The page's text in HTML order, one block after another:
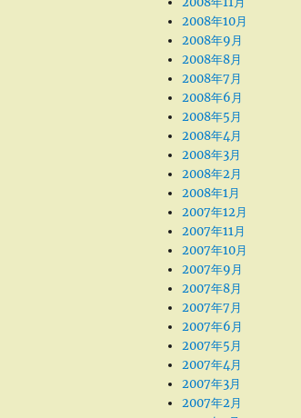
2008年10月
2008年9月
2008年8月
2008年7月
2008年6月
2008年5月
2008年4月
2008年3月
2008年2月
2008年1月
2007年12月
2007年11月
2007年10月
2007年9月
2007年8月
2007年7月
2007年6月
2007年5月
2007年4月
2007年3月
2007年2月